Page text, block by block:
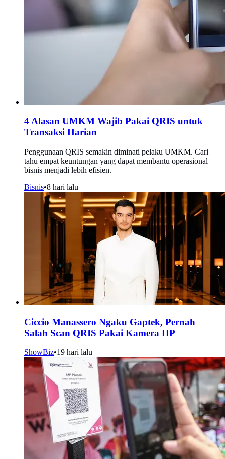
4 Alasan UMKM Wajib Pakai QRIS untuk
Transaksi Harian
Penggunaan QRIS semakin diminati pelaku UMKM. Cari
tahu empat keuntungan yang dapat membantu operasional
bisnis menjadi lebih efisien.
Bisnis•8 hari lalu
Ciccio Manassero Ngaku Gaptek, Pernah
Salah Scan QRIS Pakai Kamera HP
ShowBiz•19 hari lalu